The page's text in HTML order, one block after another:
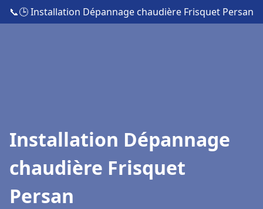
📞🕒 Installation Dépannage chaudière Frisquet Persan
Installation Dépannage
chaudière Frisquet
Persan